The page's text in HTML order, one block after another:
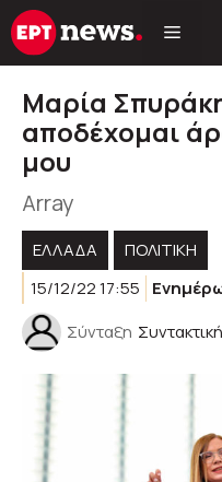
Μετάβαση
σε
Μαρία
αποδέχομαι
μου
Array
ΕΛΛΑΔΑ
ΠΟΛΙΤΙΚΉ
15/12/22 17:55
Σύνταξη